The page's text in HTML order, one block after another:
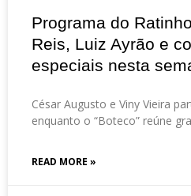
Programa do
Reis, Luiz Ayrão e
especiais nesta
César Augusto e Viny Vieira
enquanto o “Boteco” reúne
READ MORE »